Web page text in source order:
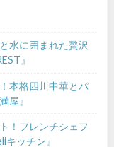
水に囲まれた贅沢
』
本格四川中華とパ
屋』
！フレンチシェフ
ッチン』